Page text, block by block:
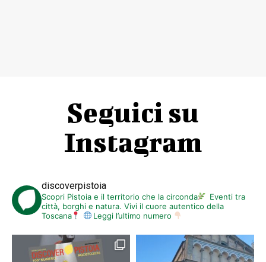
Seguici su
Instagram
discoverpistoia
Scopri Pistoia e il territorio che la circonda
Eventi tra
città, borghi e natura. Vivi il cuore autentico della
Toscana
Leggi l’ultimo numero